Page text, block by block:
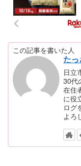
この記事を書いた人
た
日立
30代
在住
に役
ログ
よろ